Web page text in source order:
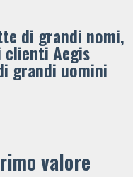
di grandi nomi,
​Aegis
grandi uomini
valore